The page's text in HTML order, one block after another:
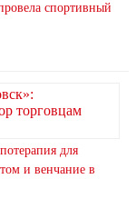
спортивный
для
и венчание в